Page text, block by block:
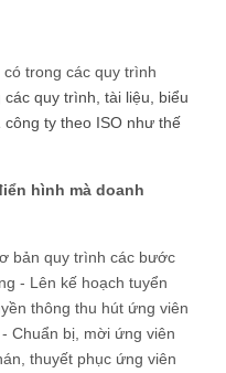
trong các quy trình
các quy trình, tài liệu, biểu
ty theo ISO như thế
hình mà doanh
bản quy trình các bước
- Lên kế hoạch tuyển
thông thu hút ứng viên
Chuẩn bị, mời ứng viên
thuyết phục ứng viên